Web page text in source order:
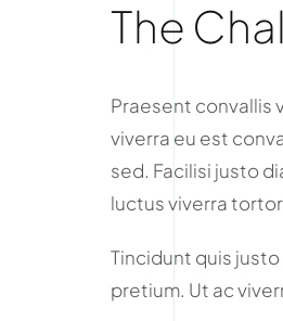
The
Praesent convallis
viverra eu est
sed. Facilisi justo
luctus viverra
Tincidunt quis
pretium. Ut ac